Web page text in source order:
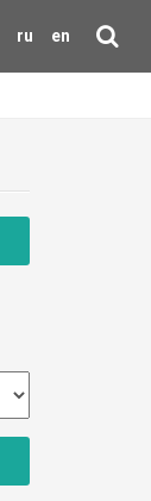
ru en